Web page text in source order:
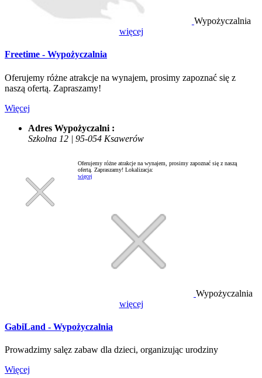
Wypożyczalnia
więcej
Freetime - Wypożyczalnia
Oferujemy różne atrakcje na wynajem, prosimy zapoznać się z
naszą ofertą. Zapraszamy!
Więcej
Adres Wypożyczalni :
Szkolna 12 | 95-054 Ksawerów
Oferujemy różne atrakcje na wynajem, prosimy zapoznać się z naszą
ofertą. Zapraszamy! Lokalizacja:
więcej
Wypożyczalnia
więcej
GabiLand - Wypożyczalnia
Prowadzimy salęz zabaw dla dzieci, organizując urodziny
Więcej